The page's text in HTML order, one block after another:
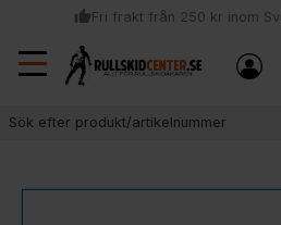
Meny
thumb_upFri frakt från 250 kr inom
local_shipping
Sommar: Beställ innan kl 11:00
samma dag